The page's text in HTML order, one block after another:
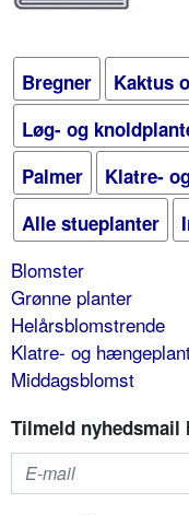
Bregner
Kaktus
Løg- og
Palmer
Klatre-
Alle stueplanter
Blomster
Grønne planter
Helårsblomstrende
Klatre- og
Middagsblomst
Tilmeld nyhedsmail